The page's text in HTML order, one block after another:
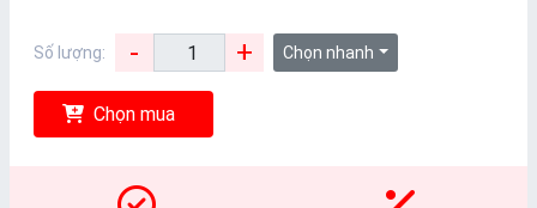
Số lượng: - + Chọn nhanh
Chọn mua